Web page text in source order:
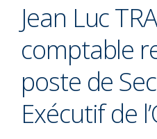
Jean Luc
comptable
poste de
Exécutif de